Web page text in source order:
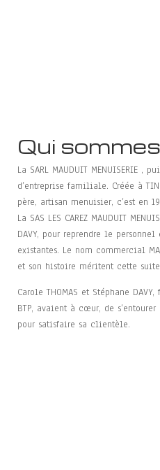
Qui
La SARL MAUDUIT MENUISERIE
d’entreprise familiale. Créée à
père, artisan menuisier, c’est en
La SAS LES CAREZ MAUDUIT
DAVY, pour reprendre le
existantes. Le nom commercial
et son histoire méritent cette
Carole THOMAS et Stéphane
BTP, avaient à cœur, de
pour satisfaire sa clientèle.